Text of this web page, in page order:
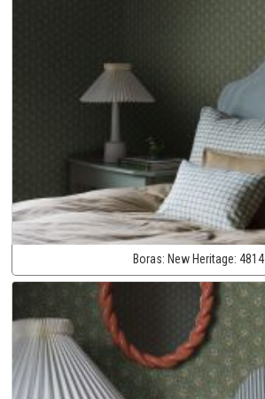
Boras: New Heritage: 4814